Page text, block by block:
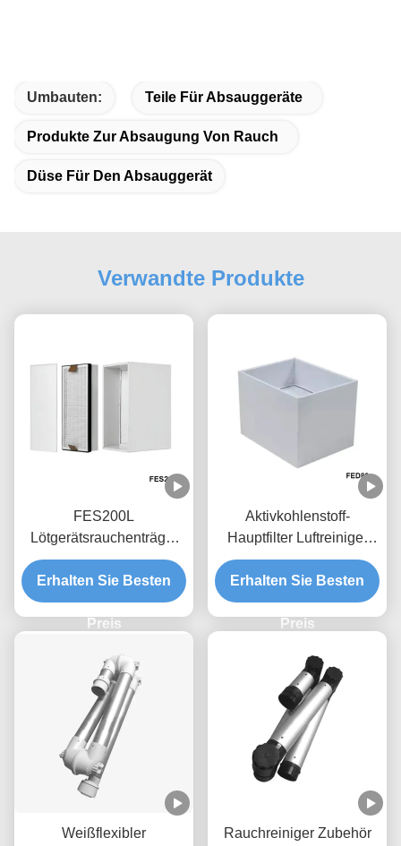
Umbauten: Teile Für Absauggeräte
Produkte Zur Absaugung Von Rauch
Düse Für Den Absauggerät
Verwandte Produkte
FES200L
Lötgerätsrauchenträger
Zubehör Ersatzfilter Set
4,5 kg
Erhalten Sie Besten
Preis
Aktivkohlenstoff-
Hauptfilter Luftreiniger
Filter für FED80
Schweißrauchabzug
Erhalten Sie Besten
Preis
Weißflexibler
Rauchreiniger Zubehör